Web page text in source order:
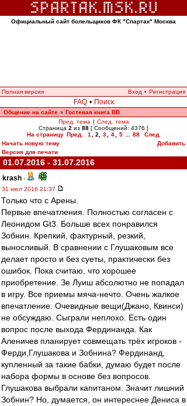
Официальный сайт болельщиков ФК "Спартак" Москва
Полная версия Вход • Регистрация
FAQ • Поиск
Общение на сайте » Гостевая книга ВВ
Пред. тема | След. тема
Страница 2 из 88 [ Сообщений: 4376 ]
На страницу Пред. 1 2 3 4 5 88
След.
Начать новую тему
Добавить
Версия для печати
01.07.2016 - 31.07.2016
krash -
31 июл 2016 21:37
Только что с Арены.
Первые впечатления. Полностью согласен с
Леонидом Gt3. Больше всех понравился
Зобнин. Крепкий, фактурный, резкий,
выносливый. В сравнении с Глушаковым все
делает просто и без суеты, практически без
ошибок. Пока считаю, что хорошее
приобретение. Зе Луиш абсолютно не попадал
в игру. Все приемы мяча-нечто. Очень жалкое
впечатление. Очевидные вещи(Джано, Квинси)
не обсуждаю. Сыграли неплохо. Есть один
вопрос после выхода Фердинанда. Как
Аленичев планирует совмещать трёх игроков -
Ферди,Глушакова и Зобнина? Фердинанд,
купленный за такие бабки, думаю будет после
набора формы в основе без вопросов.
Глушакова выбрали капитаном. Значит лишний
Зобнин? Но, думается, он интереснее Дениса в